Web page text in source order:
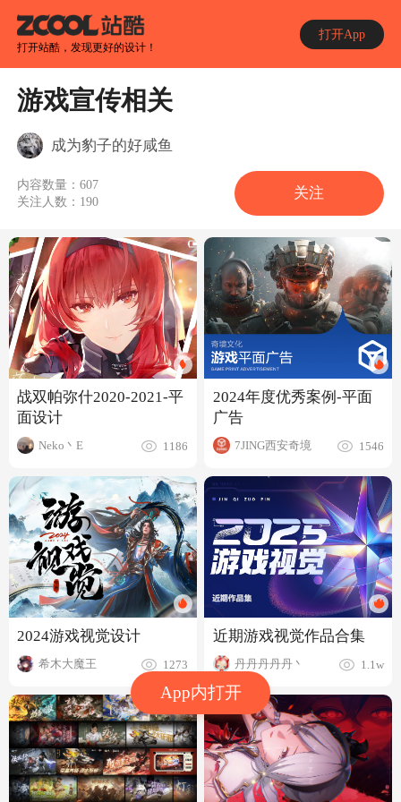
打开站酷，发现更好的设计！
打开App
App内打开
游戏宣传相关
成为豹子的好咸鱼
内容数量：607
关注人数： 190
关注
战双帕弥什2020-2021-平
面设计
Neko丶E 1186
2024游戏视觉设计
希木大魔王 1273
2024年度优秀案例-平面
广告
7JING西安奇境 1546
近期游戏视觉作品合集
丹丹丹丹丹丶 1.1w